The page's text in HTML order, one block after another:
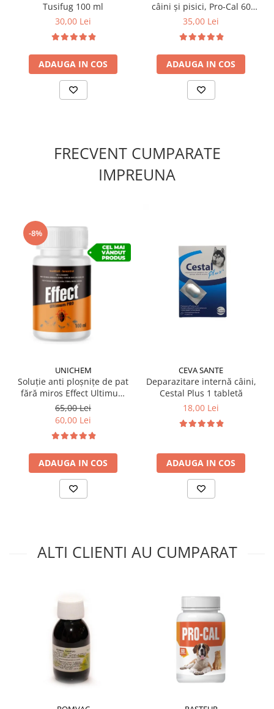
Tusifug 100 ml
30,00 Lei
ADAUGA IN COS
câini și pisici, Pro-Cal 60
tablete
35,00 Lei
ADAUGA IN COS
FRECVENT CUMPARATE
IMPREUNA
-8%
UNICHEM
Soluție anti ploșnițe de pat
fără miros Effect Ultimum
PRO 100 ml
65,00 Lei
60,00 Lei
ADAUGA IN COS
CEVA SANTE
Deparazitare internă câini,
Cestal Plus 1 tabletă
18,00 Lei
ADAUGA IN COS
ALTI CLIENTI AU CUMPARAT